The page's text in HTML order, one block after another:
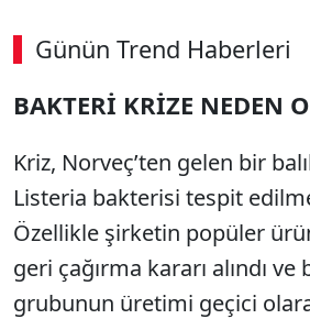
Günün Trend Haberleri
BAKTERİ KRİZE NEDEN
Kriz, Norveç’ten gelen bir
Listeria bakterisi tespit
Özellikle şirketin popüler
geri çağırma kararı alındı ve
grubunun üretimi geçici